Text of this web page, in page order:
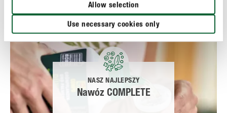
Allow selection
Use necessary cookies only
NASZ NAJLEPSZY
Nawóz COMPLETE